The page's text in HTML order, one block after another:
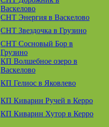
Васкелово
СНТ Энергия в Васкелово
СНТ Звездочка в Грузино
СНТ Сосновый Бор в
Грузино
КП Волшебное озеро в
Васкелово
КП Гелиос в Яковлево
КП Киварин Ручей в Керро
КП Киварин Хутор в Керро